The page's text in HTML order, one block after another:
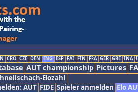
CRO CZE DEN ENG ESP FAI FIN FRA GER GRE INA
AUT championship Pictures
Elozahl
AUT FIDE Spieler anmelden Elo